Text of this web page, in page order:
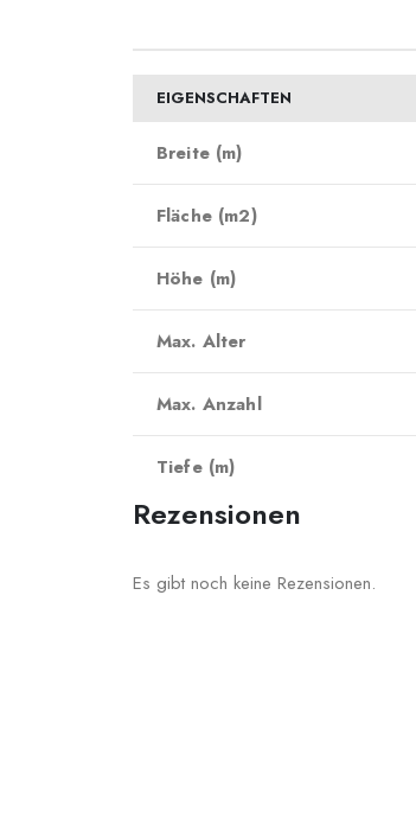
EIGENSCHAFTEN
Breite (m)
Fläche (m2)
Höhe (m)
Max. Alter
Max. Anzahl
Tiefe (m)
Rezensionen
Es gibt noch keine Rezensionen.